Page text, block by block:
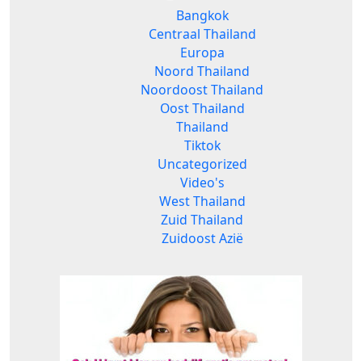
Bangkok
Centraal Thailand
Europa
Noord Thailand
Noordoost Thailand
Oost Thailand
Thailand
Tiktok
Uncategorized
Video's
West Thailand
Zuid Thailand
Zuidoost Azië